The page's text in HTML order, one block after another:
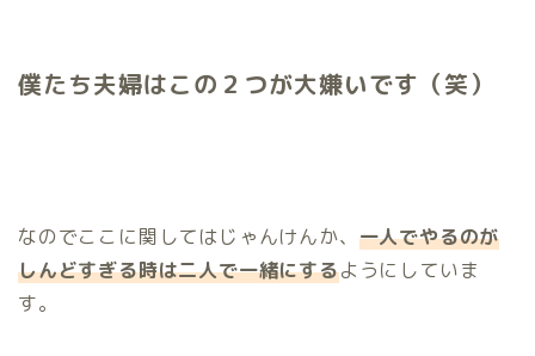
僕たち夫婦はこの２つが大嫌いです（笑）
なのでここに関してはじゃんけんか、 一人でやるのが
しんどすぎる時は二人で一緒にするようにしていま
す。